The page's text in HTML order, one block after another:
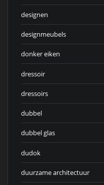
designen
designmeubels
donker eiken
dressoir
dressoirs
dubbel
dubbel glas
dudok
duurzame architectuur